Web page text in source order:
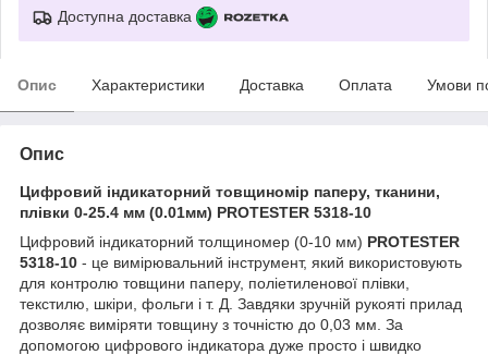
Доступна доставка
Опис Характеристики Доставка Оплата Умови
Опис
Цифровий індикаторний товщиномір паперу, тканини,
плівки 0-25.4 мм (0.01мм) PROTESTER 5318-10
Цифровий індикаторний толщиномер (0-10 мм) PROTESTER
5318-10 - це вимірювальний інструмент, який використовують
для контролю товщини паперу, поліетиленової плівки,
текстилю, шкіри, фольги і т. Д. Завдяки зручній рукояті прилад
дозволяє виміряти товщину з точністю до 0,03 мм. За
допомогою цифрового індикатора дуже просто і швидко